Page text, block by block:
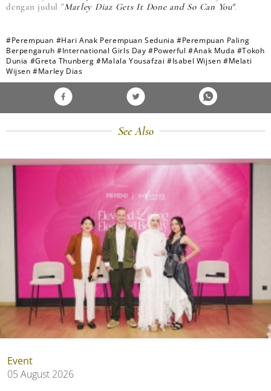
dengan judul "Marley Diaz Gets It Done and So Can You".
#Perempuan #Hari Anak Perempuan Sedunia #Perempuan Paling
Berpengaruh #International Girls Day #Powerful #Anak Muda #Tokoh
Dunia #Greta Thunberg #Malala Yousafzai #Isabel Wijsen #Melati
Wijsen #Marley Dias
See Also
Event
05 August 2026